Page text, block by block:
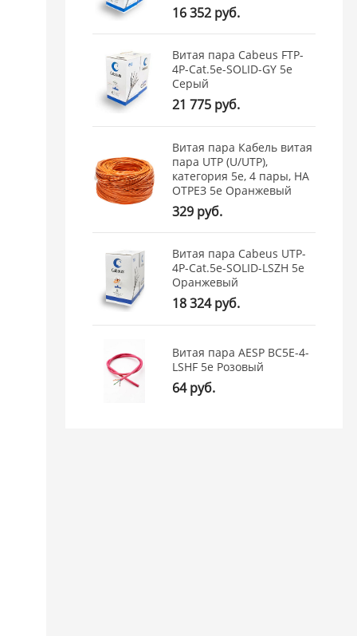
16 352 руб.
Витая пара Cabeus FTP-
4P-Cat.5e-SOLID-GY 5e
Серый
21 775 руб.
Витая пара Кабель витая
пара UTP (U/UTP),
категория 5e, 4 пары, НА
ОТРЕЗ 5e Оранжевый
329 руб.
Витая пара Cabeus UTP-
4P-Cat.5e-SOLID-LSZH 5e
Оранжевый
18 324 руб.
Витая пара AESP BC5E-4-
LSHF 5e Розовый
64 руб.